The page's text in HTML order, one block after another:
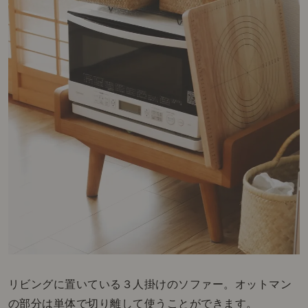
リビングに置いている３人掛けのソファー。オットマン
の部分は単体で切り離して使うことができます。